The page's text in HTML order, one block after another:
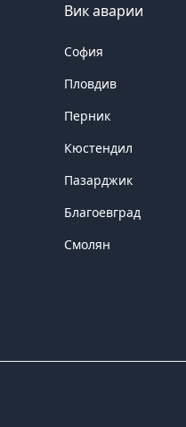
Вик аварии
София
Пловдив
Перник
Кюстендил
Пазарджик
Благоевград
Смолян